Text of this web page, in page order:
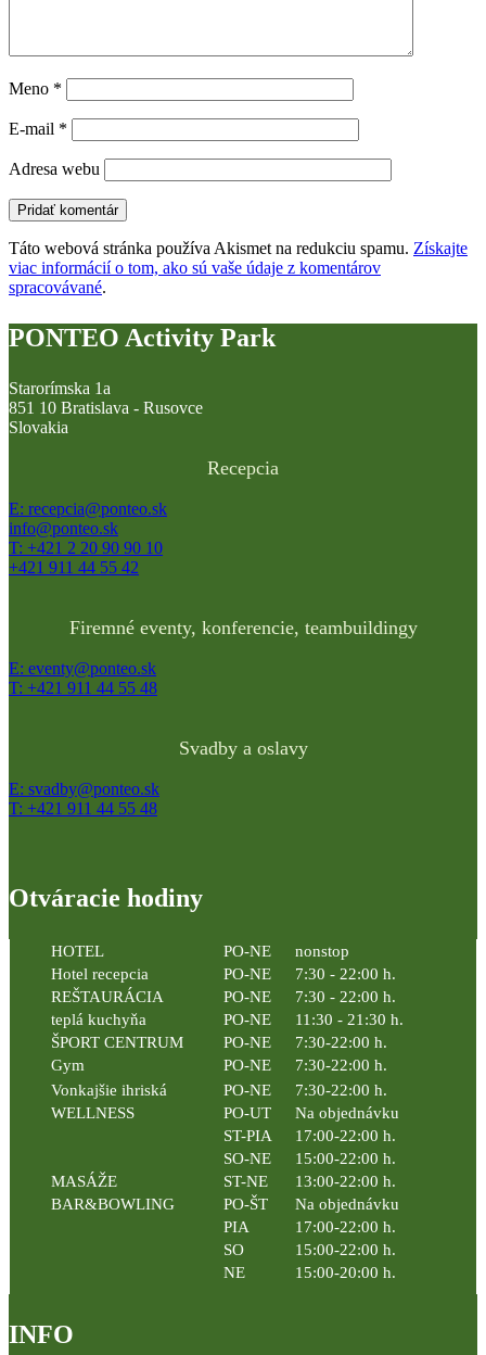
Meno *
E-mail *
Adresa webu
Táto webová stránka používa Akismet na redukciu spamu. Získajte
viac informácií o tom, ako sú vaše údaje z komentárov
spracovávané.
PONTEO Activity Park
Starorímska 1a
851 10 Bratislava - Rusovce
Slovakia
Recepcia
E: recepcia@ponteo.sk
info@ponteo.sk
T: +421 2 20 90 90 10
+421 911 44 55 42
Firemné eventy, konferencie, teambuildingy
E: eventy@ponteo.sk
T: +421 911 44 55 48
Svadby a oslavy
E: svadby@ponteo.sk
T: +421 911 44 55 48
Otváracie hodiny
HOTEL PO-NE
nonstop
Hotel recepcia
PO-NE
7:30 - 22:00 h.
REŠTAURÁCIA
PO-NE
7:30 - 22:00 h.
teplá kuchyňa
PO-NE
11:30 - 21:30 h.
ŠPORT CENTRUM
PO-NE
7:30-22:00 h.
Gym
PO-NE
7:30-22:00 h.
Vonkajšie ihriská
PO-NE
7:30-22:00 h.
WELLNESS
PO-UT
Na objednávku
ST-PIA
17:00-22:00 h.
SO-NE
15:00-22:00 h.
MASÁŽE
ST-NE
13:00-22:00 h.
BAR&BOWLING
PO-ŠT
Na objednávku
PIA
17:00-22:00 h.
SO
15:00-22:00 h.
NE
15:00-20:00 h.
INFO